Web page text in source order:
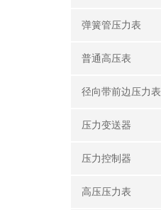
弹簧管压力表
普通高压表
径向带前边压力表
压力变送器
压力控制器
高压压力表